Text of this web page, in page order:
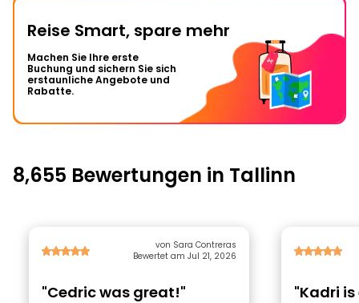
Reise Smart, spare mehr
Machen Sie Ihre erste
Buchung und sichern Sie sich
erstaunliche Angebote und
Rabatte.
8,655 Bewertungen in Tallinn
von Sara Contreras
Bewertet am Jul 21, 2026
"Cedric was great!"
"Kadri